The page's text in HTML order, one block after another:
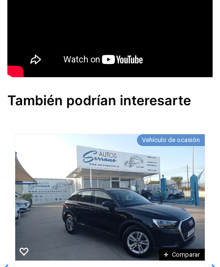
También podrían interesarte
Vehículo de ocasión
Comparar